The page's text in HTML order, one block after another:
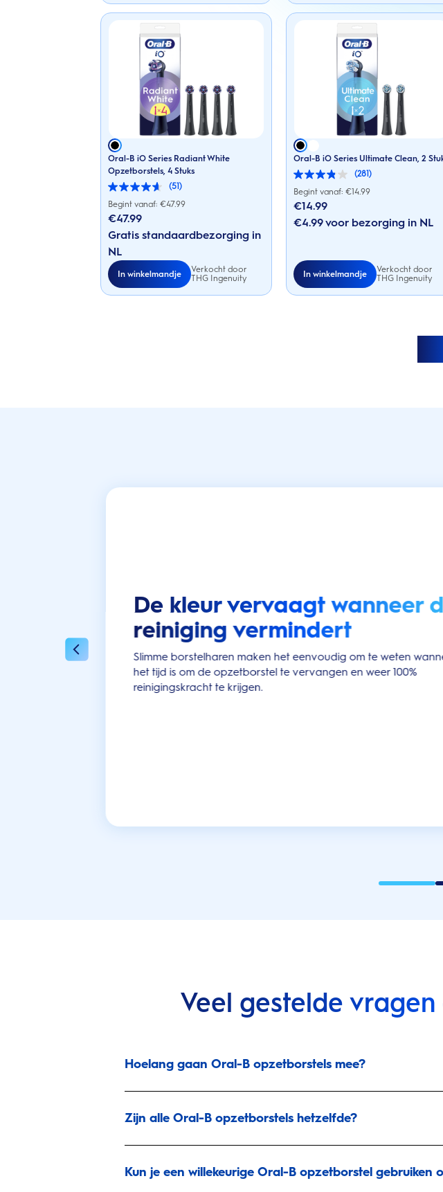
Oral-B iO Series Radiant White
Opzetborstels, 4 Stuks
(51)
4.6
van
5
sterren.
beoordelingen
Begint vanaf: €47.99
€47.99
Gratis standaardbezorging in
NL
In winkelmandje
Verkocht door
THG Ingenuity
Oral-B iO Series Ultimate Clean, 2
(281)
3.9
van
5
sterren.
Begint vanaf: €14.99
€14.99
€4.99 voor bezorging in NL
In winkelmandje
Verkocht door
THG Ingenuity
De kleur vervaagt wanneer
reiniging vermindert
Slimme borstelharen maken het eenvoudig om te weten
het tijd is om de opzetborstel te vervangen en weer 100%
reinigingskracht te krijgen.
Veel gestelde vragen
Hoelang gaan Oral-B opzetborstels mee?
Zijn alle Oral-B opzetborstels hetzelfde?
Kun je een willekeurige Oral-B opzetborstel gebruiken